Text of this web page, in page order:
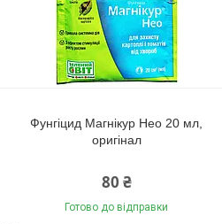
Фунгіцид Магнікур Нео 20 мл,
оригінал
80 ₴
Готово до відправки